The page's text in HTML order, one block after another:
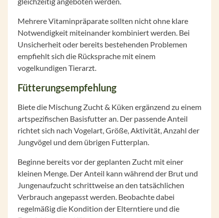
Mehrere Vitaminpräparate sollten nicht ohne klare
Notwendigkeit miteinander kombiniert werden. Bei
Unsicherheit oder bereits bestehenden Problemen
empfiehlt sich die Rücksprache mit einem
vogelkundigen Tierarzt.
Fütterungsempfehlung
Biete die Mischung Zucht & Küken ergänzend zu einem
artspezifischen Basisfutter an. Der passende Anteil
richtet sich nach Vogelart, Größe, Aktivität, Anzahl der
Jungvögel und dem übrigen Futterplan.
Beginne bereits vor der geplanten Zucht mit einer
kleinen Menge. Der Anteil kann während der Brut und
Jungenaufzucht schrittweise an den tatsächlichen
Verbrauch angepasst werden. Beobachte dabei
regelmäßig die Kondition der Elterntiere und die